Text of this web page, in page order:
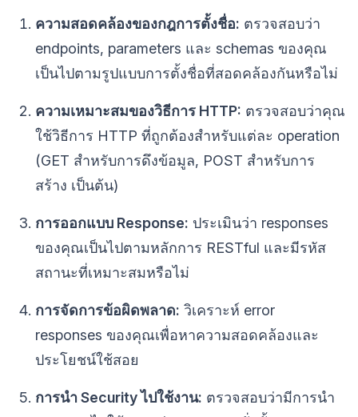
ความสอดคล้องของกฎการตั้งชื่อ: ตรวจสอบว่า
endpoints, parameters และ schemas ของคุณ
เป็นไปตามรูปแบบการตั้งชื่อที่สอดคล้องกันหรือไม่
ความเหมาะสมของวิธีการ HTTP: ตรวจสอบว่าคุณ
ใช้วิธีการ HTTP ที่ถูกต้องสำหรับแต่ละ operation
(GET สำหรับการดึงข้อมูล, POST สำหรับการ
สร้าง เป็นต้น)
การออกแบบ Response: ประเมินว่า responses
ของคุณเป็นไปตามหลักการ RESTful และมีรหัส
สถานะที่เหมาะสมหรือไม่
การจัดการข้อผิดพลาด: วิเคราะห์ error
responses ของคุณเพื่อหาความสอดคล้องและ
ประโยชน์ใช้สอย
การนำ Security ไปใช้งาน: ตรวจสอบว่ามีการนำ